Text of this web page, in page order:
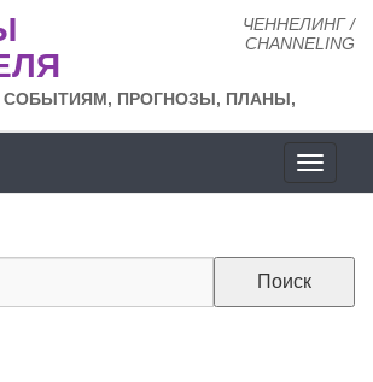
ЧЕННЕЛИНГ /
CHANNELING
СОБЫТИЯМ, ПРОГНОЗЫ, ПЛАНЫ,
сайта